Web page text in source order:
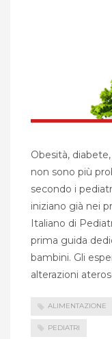
Obesità,
non sono più
secondo i
iniziano già nei
Italiano di
prima guida
bambini. Gli
alterazioni
ALIMENTAZIONE
PEDIATRI